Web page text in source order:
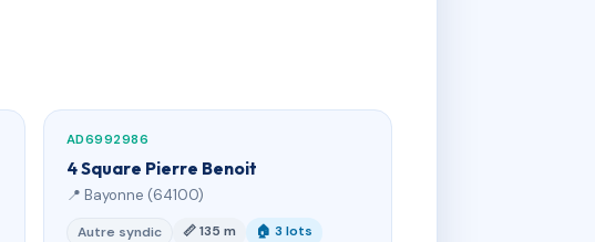
AD6992986
4 Square Pierre Benoit
📍 Bayonne (64100)
Autre syndic 📏 135 m 🏠 3 lots